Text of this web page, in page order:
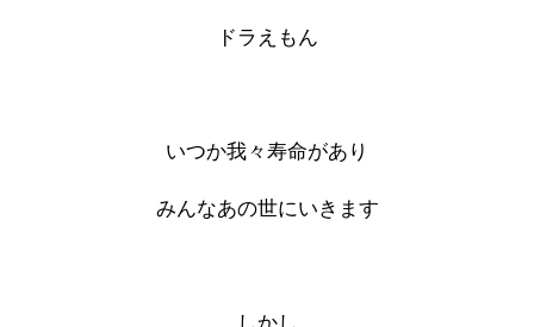
ドラえもん
いつか我々寿命があり
みんなあの世にいきます
しかし